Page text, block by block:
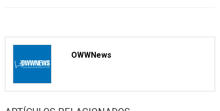
OWWNews